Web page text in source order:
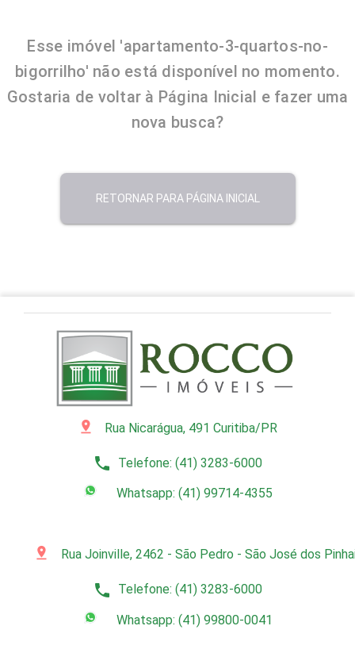
pin_drop Rua Nicarágua, 491 Curitiba/PR
phone Telefone: (41) 3283-6000
Whatsapp: (41) 99714-4355
pin_drop Rua Joinville, 2462 - São Pedro - São José dos
phone Telefone: (41) 3283-6000
Whatsapp: (41) 99800-0041
Esse imóvel 'apartamento-3-quartos-no-
bigorrilho' não está disponível no momento.
Gostaria de voltar à Página Inicial e fazer uma
nova busca?
RETORNAR PARA PÁGINA INICIAL